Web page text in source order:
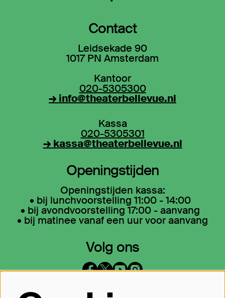
Contact
Leidsekade 90
1017 PN Amsterdam
Kantoor
020-5305300
→ info@theaterbellevue.nl
Kassa
020-5305301
→ kassa@theaterbellevue.nl
Openingstijden
Openingstijden kassa:
• bij lunchvoorstelling 11:00 - 14:00
• bij avondvoorstelling 17:00 - aanvang
• bij matinee vanaf een uur voor aanvang
Volg ons